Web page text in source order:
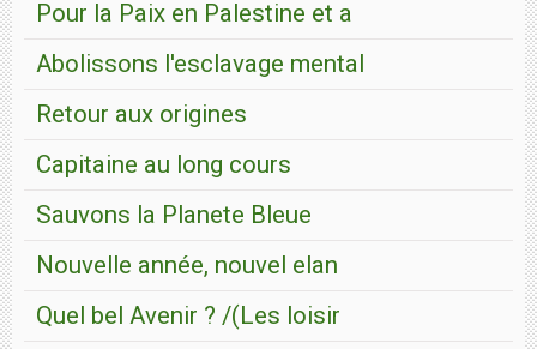
Pour la Paix en Palestine et a
Abolissons l'esclavage mental
Retour aux origines
Capitaine au long cours
Sauvons la Planete Bleue
Nouvelle année, nouvel elan
Quel bel Avenir ? /(Les loisir